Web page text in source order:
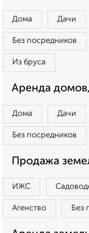
Дома Дачи
Без посредников
Из бруса
Аренда
Дома Дачи
Без посредников
Продажа
ИЖС
Агенство Без